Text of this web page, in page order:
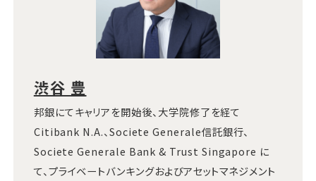
渋谷 豊
邦銀にてキャリアを開始後、大学院修了を経て
Citibank N.A.、Societe Generale信託銀行、
Societe Generale Bank & Trust Singapore に
て、プライベートバンキングおよびアセットマネジメント